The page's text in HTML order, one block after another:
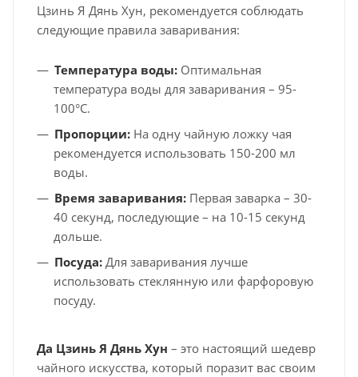
Цзинь Я Дянь Хун, рекомендуется соблюдать
следующие правила заваривания:
Температура воды: Оптимальная
температура воды для заваривания – 95-
100°C.
Пропорции: На одну чайную ложку чая
рекомендуется использовать 150-200 мл
воды.
Время заваривания: Первая заварка – 30-
40 секунд, последующие – на 10-15 секунд
дольше.
Посуда: Для заваривания лучше
использовать стеклянную или фарфоровую
посуду.
Да Цзинь Я Дянь Хун – это настоящий шедевр
чайного искусства, который поразит вас своим